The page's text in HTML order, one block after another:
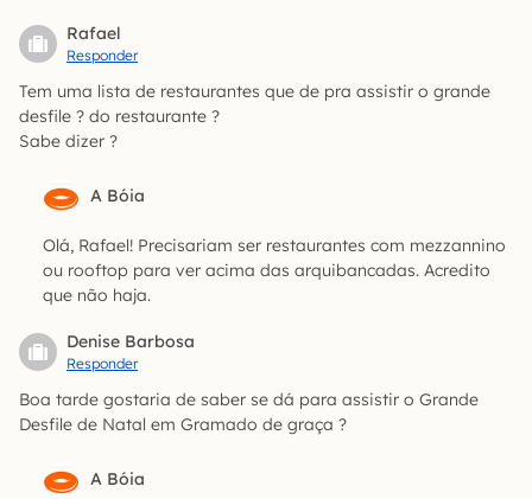
Rafael
Responder
Tem uma lista de restaurantes que de pra assistir o grande
desfile ? do restaurante ?
Sabe dizer ?
A Bóia
Olá, Rafael! Precisariam ser restaurantes com mezzannino
ou rooftop para ver acima das arquibancadas. Acredito
que não haja.
Denise Barbosa
Responder
Boa tarde gostaria de saber se dá para assistir o Grande
Desfile de Natal em Gramado de graça ?
A Bóia